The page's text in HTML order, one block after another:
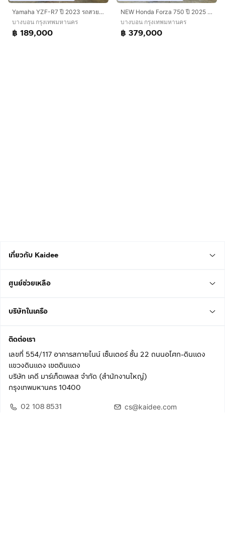
Yamaha YZF-R7 ปี 2023 รถสวยกริ๊บ ฟรีดาวน์ ออกรถใช้เงิน 0 บาท
บางบอน กรุงเทพมหานคร
฿ 189,000
NEW Honda Forza 750 ปี 2025 ดาวห์เริ่มต้นที่ 9,000 บ.
บางบอน กรุงเทพมหานคร
฿ 379,000
เกี่ยวกับ Kaidee
ศูนย์ช่วยเหลือ
บริษัทในเครือ
ติดต่อเรา
เลขที่ 554/117 อาคารสกายไนน์ เซ็นเตอร์ ชั้น 22 ถนนอโศก-ดินแดง
แขวงดินแดง เขตดินแดง
บริษัท เคดี มาร์เก็ตเพลส จำกัด (สำนักงานใหญ่)
กรุงเทพมหานคร 10400
02 108 8531
cs@kaidee.com